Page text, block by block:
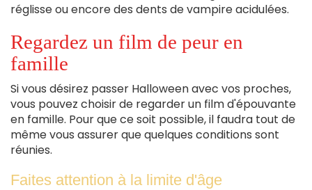
réglisse ou encore des dents de vampire acidulées.
Regardez un film de peur en
famille
Si vous désirez passer Halloween avec vos proches,
vous pouvez choisir de regarder un film d'épouvante
en famille. Pour que ce soit possible, il faudra tout de
même vous assurer que quelques conditions sont
réunies.
Faites attention à la limite d'âge